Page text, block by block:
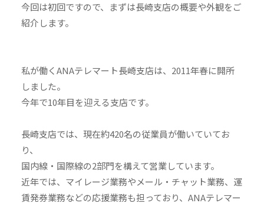
今回は初回ですので、まずは長崎支店の概要や外観をご
紹介します。
私が働くANAテレマート長崎支店は、2011年春に開所
しました。
今年で10年目を迎える支店です。
長崎支店では、現在約420名の従業員が働いていてお
り、
国内線・国際線の2部門を構えて営業しています。
近年では、マイレージ業務やメール・チャット業務、運
賃発券業務などの応援業務も担っており、ANAテレマー